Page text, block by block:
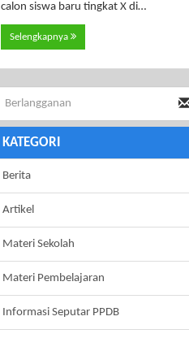
calon siswa baru tingkat X di…
Selengkapnya
KATEGORI
Berita
Artikel
Materi Sekolah
Materi Pembelajaran
Informasi Seputar PPDB